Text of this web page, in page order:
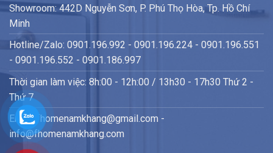
Showroom: 442D Nguyễn Sơn, P. Phú Thọ Hòa, Tp. Hồ Chí
Minh
Hotline/Zalo: 0901.196.992 - 0901.196.224 - 0901.196.551
- 0901.196.552 - 0901.186.997
Thời gian làm việc: 8h:00 - 12h:00 / 13h30 - 17h30 Thứ 2 -
Thứ 7
Email: fhomenamkhang@gmail.com -
info@fhomenamkhang.com